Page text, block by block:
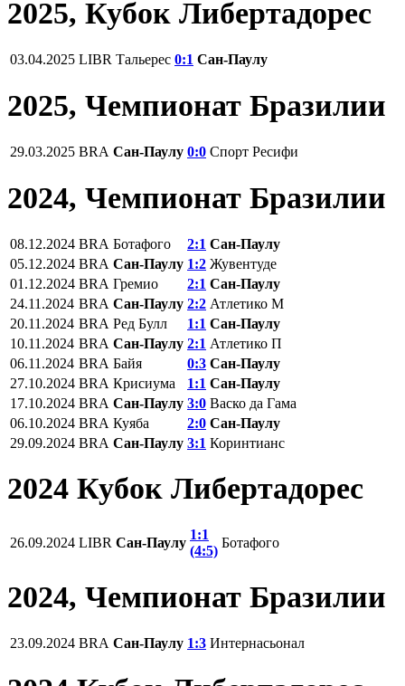
2025, Кубок Либертадорес
03.04.2025 LIBR Тальерес 0:1 Сан-Паулу
2025, Чемпионат Бразилии
29.03.2025 BRA Сан-Паулу 0:0 Спорт Ресифи
2024, Чемпионат Бразилии
08.12.2024 BRA Ботафого 2:1 Сан-Паулу
05.12.2024 BRA Сан-Паулу 1:2 Жувентуде
01.12.2024 BRA Гремио 2:1 Сан-Паулу
24.11.2024 BRA Сан-Паулу 2:2 Атлетико М
20.11.2024 BRA Ред Булл 1:1 Сан-Паулу
10.11.2024 BRA Сан-Паулу 2:1 Атлетико П
06.11.2024 BRA Байя 0:3 Сан-Паулу
27.10.2024 BRA Крисиума 1:1 Сан-Паулу
17.10.2024 BRA Сан-Паулу 3:0 Васко да Гама
06.10.2024 BRA Куяба 2:0 Сан-Паулу
29.09.2024 BRA Сан-Паулу 3:1 Коринтианс
2024 Кубок Либертадорес
26.09.2024 LIBR Сан-Паулу
1:1
(4:5)
Ботафого
2024, Чемпионат Бразилии
23.09.2024 BRA Сан-Паулу 1:3 Интернасьонал